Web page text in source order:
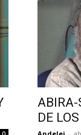
ABIRA-
DE